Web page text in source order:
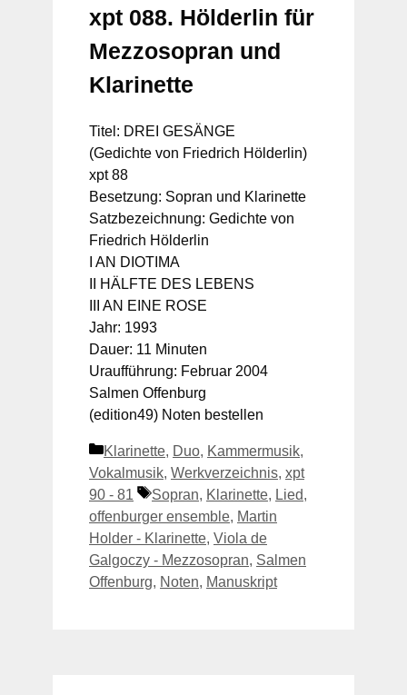
xpt 088. Hölderlin für
Mezzosopran und
Klarinette
Titel: DREI GESÄNGE
(Gedichte von Friedrich Hölderlin)
xpt 88
Besetzung: Sopran und Klarinette
Satzbezeichnung: Gedichte von
Friedrich Hölderlin
I AN DIOTIMA
II HÄLFTE DES LEBENS
III AN EINE ROSE
Jahr: 1993
Dauer: 11 Minuten
Uraufführung: Februar 2004
Salmen Offenburg
(edition49) Noten bestellen
Kategorien
Klarinette, Duo, Kammermusik,
Vokalmusik, Werkverzeichnis, xpt
90 - 81
Schlagwörter
Sopran, Klarinette, Lied,
offenburger ensemble, Martin
Holder - Klarinette, Viola de
Galgoczy - Mezzosopran, Salmen
Offenburg, Noten, Manuskript